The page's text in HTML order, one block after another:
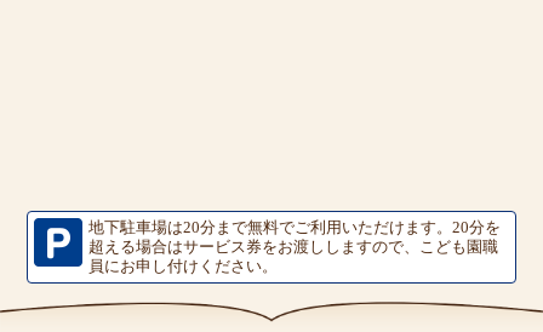
地下駐車場は20分まで無料でご利用いただけます。20分を
超える場合はサービス券をお渡ししますので、こども園職
員にお申し付けください。